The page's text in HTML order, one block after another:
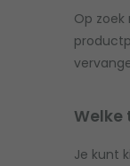
Op zoek
Welke
Je kunt